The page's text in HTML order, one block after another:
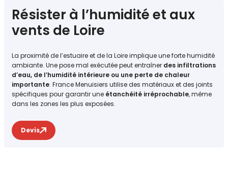
Résister à l’humidité et aux
vents de Loire
La proximité de l’estuaire et de la Loire implique une forte humidité
ambiante. Une pose mal exécutée peut entraîner des infiltrations
d’eau, de l’humidité intérieure ou une perte de chaleur
importante. France Menuisiers utilise des matériaux et des joints
spécifiques pour garantir une étanchéité irréprochable, même
dans les zones les plus exposées.
Devis